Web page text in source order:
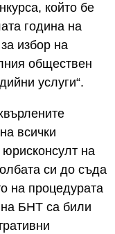
който бе
година на
избор на
обществен
услуги“.
всички
на
си до съда
на процедурата
на БНТ са били